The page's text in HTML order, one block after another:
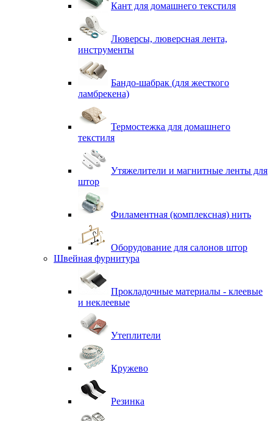
Кант для домашнего текстиля
Люверсы, люверсная лента,
инструменты
Бандо-шабрак (для жесткого
ламбрекена)
Термостежка для домашнего
текстиля
Утяжелители и магнитные ленты для
штор
Филаментная (комплексная) нить
Оборудование для салонов штор
Швейная фурнитура
Прокладочные материалы - клеевые
и неклеевые
Утеплители
Кружево
Резинка